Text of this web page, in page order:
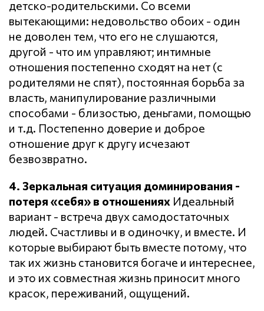
детско-родительскими. Со всеми
вытекающими: недовольство обоих - один
не доволен тем, что его не слушаются,
другой - что им управляют; интимные
отношения постепенно сходят на нет (с
родителями не спят), постоянная борьба за
власть, манипулирование различными
способами - близостью, деньгами, помощью
и т.д. Постепенно доверие и доброе
отношение друг к другу исчезают
безвозвратно.
4. Зеркальная ситуация доминирования -
потеря «себя» в отношениях Идеальный
вариант - встреча двух самодостаточных
людей. Счастливы и в одиночку, и вместе. И
которые выбирают быть вместе потому, что
так их жизнь становится богаче и интереснее,
и это их совместная жизнь приносит много
красок, переживаний, ощущений.